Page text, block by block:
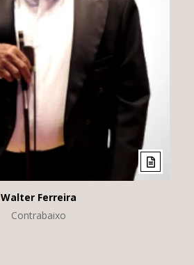
Walter Ferreira
Contrabaixo